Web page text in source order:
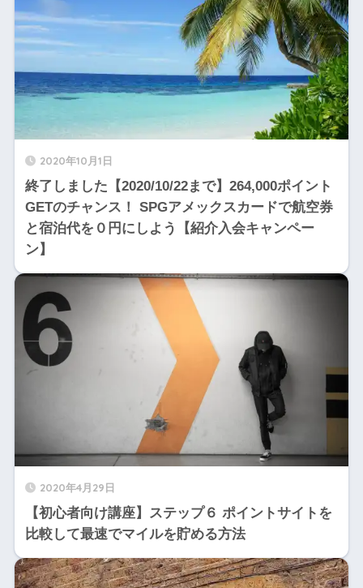
2020年10月1日
終了しました【2020/10/22まで】264,000ポイント
GETのチャンス！ SPGアメックスカードで航空券
と宿泊代を０円にしよう【紹介入会キャンペー
ン】
2020年4月29日
【初心者向け講座】ステップ６ ポイントサイトを
比較して最速でマイルを貯める方法